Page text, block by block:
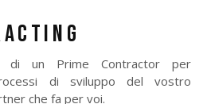
di un Prime Contractor per
di sviluppo del vostro
che fa per voi.